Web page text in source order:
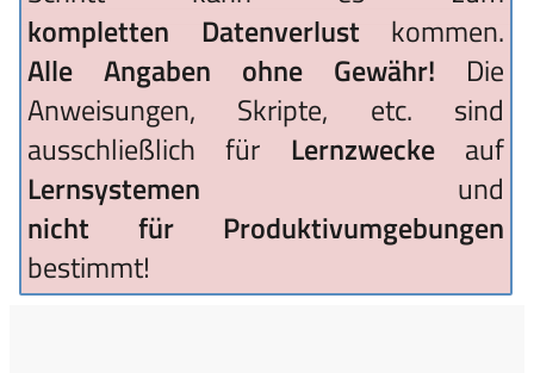
kompletten Datenverlust kommen.
Alle Angaben ohne Gewähr! Die
Anweisungen, Skripte, etc. sind
ausschließlich für Lernzweckeauf
Lernsystemen und
nicht für Produktivumgebungen
bestimmt!